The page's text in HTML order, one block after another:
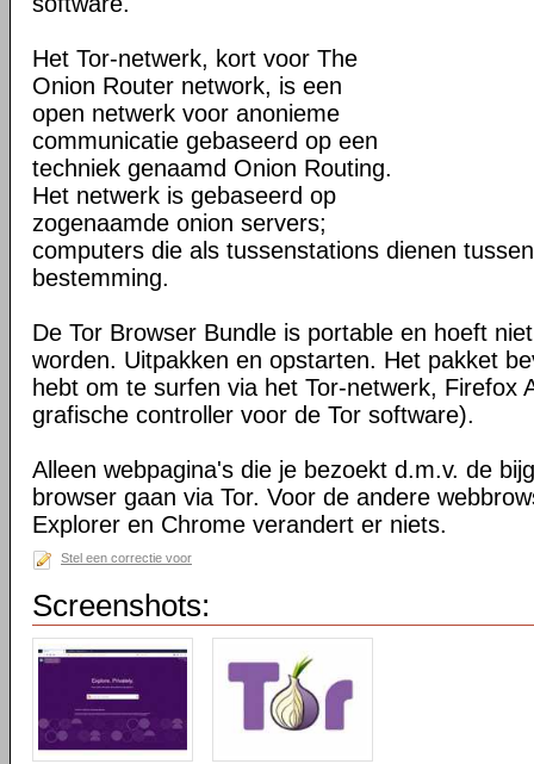
Het Tor-netwerk, kort voor The
Onion Router network, is een
open netwerk voor anonieme
communicatie gebaseerd op een
techniek genaamd Onion Routing.
Het netwerk is gebaseerd op
zogenaamde onion servers;
computers die als tussenstations dienen
bestemming.
De Tor Browser Bundle is portable en hoeft
worden. Uitpakken en opstarten. Het pakket
hebt om te surfen via het Tor-netwerk, Firefox
grafische controller voor de Tor software).
Alleen webpagina's die je bezoekt d.m.v. de
browser gaan via Tor. Voor de andere
Explorer en Chrome verandert er niets.
Stel een correctie voor
Screenshots: